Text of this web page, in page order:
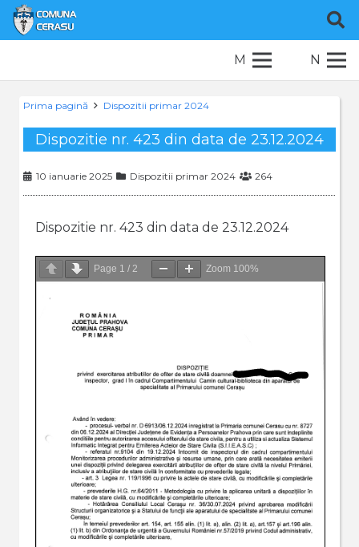
M N
Prima pagină Dispozitii primar 2024
Dispozitie nr. 423 din data de 23.12.2024
10 ianuarie 2025 Dispozitii primar 2024 264
Dispozitie nr. 423 din data de 23.12.2024
Page 1 / 2 Zoom 100%